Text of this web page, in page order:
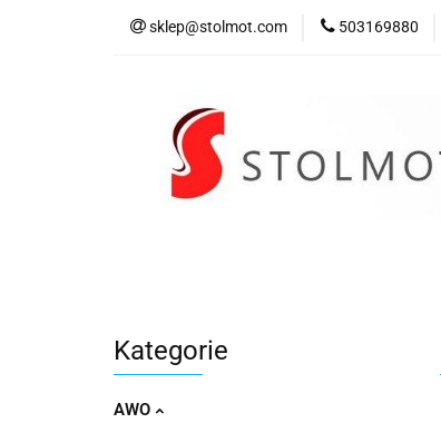
sklep@stolmot.com 503169880
Kategorie
AWO